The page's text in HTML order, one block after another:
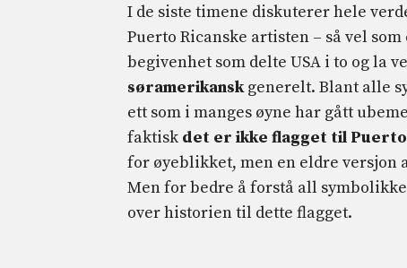
I de siste timene diskuterer hele
Puerto Ricanske artisten – så vel
begivenhet som delte USA i to og la
søramerikanskgenerelt. Blant alle
ett som i manges øyne har gått
faktisk det er ikke flagget til Puerto
for øyeblikket, men en eldre versjon
Men for bedre å forstå all
over historien til dette flagget.